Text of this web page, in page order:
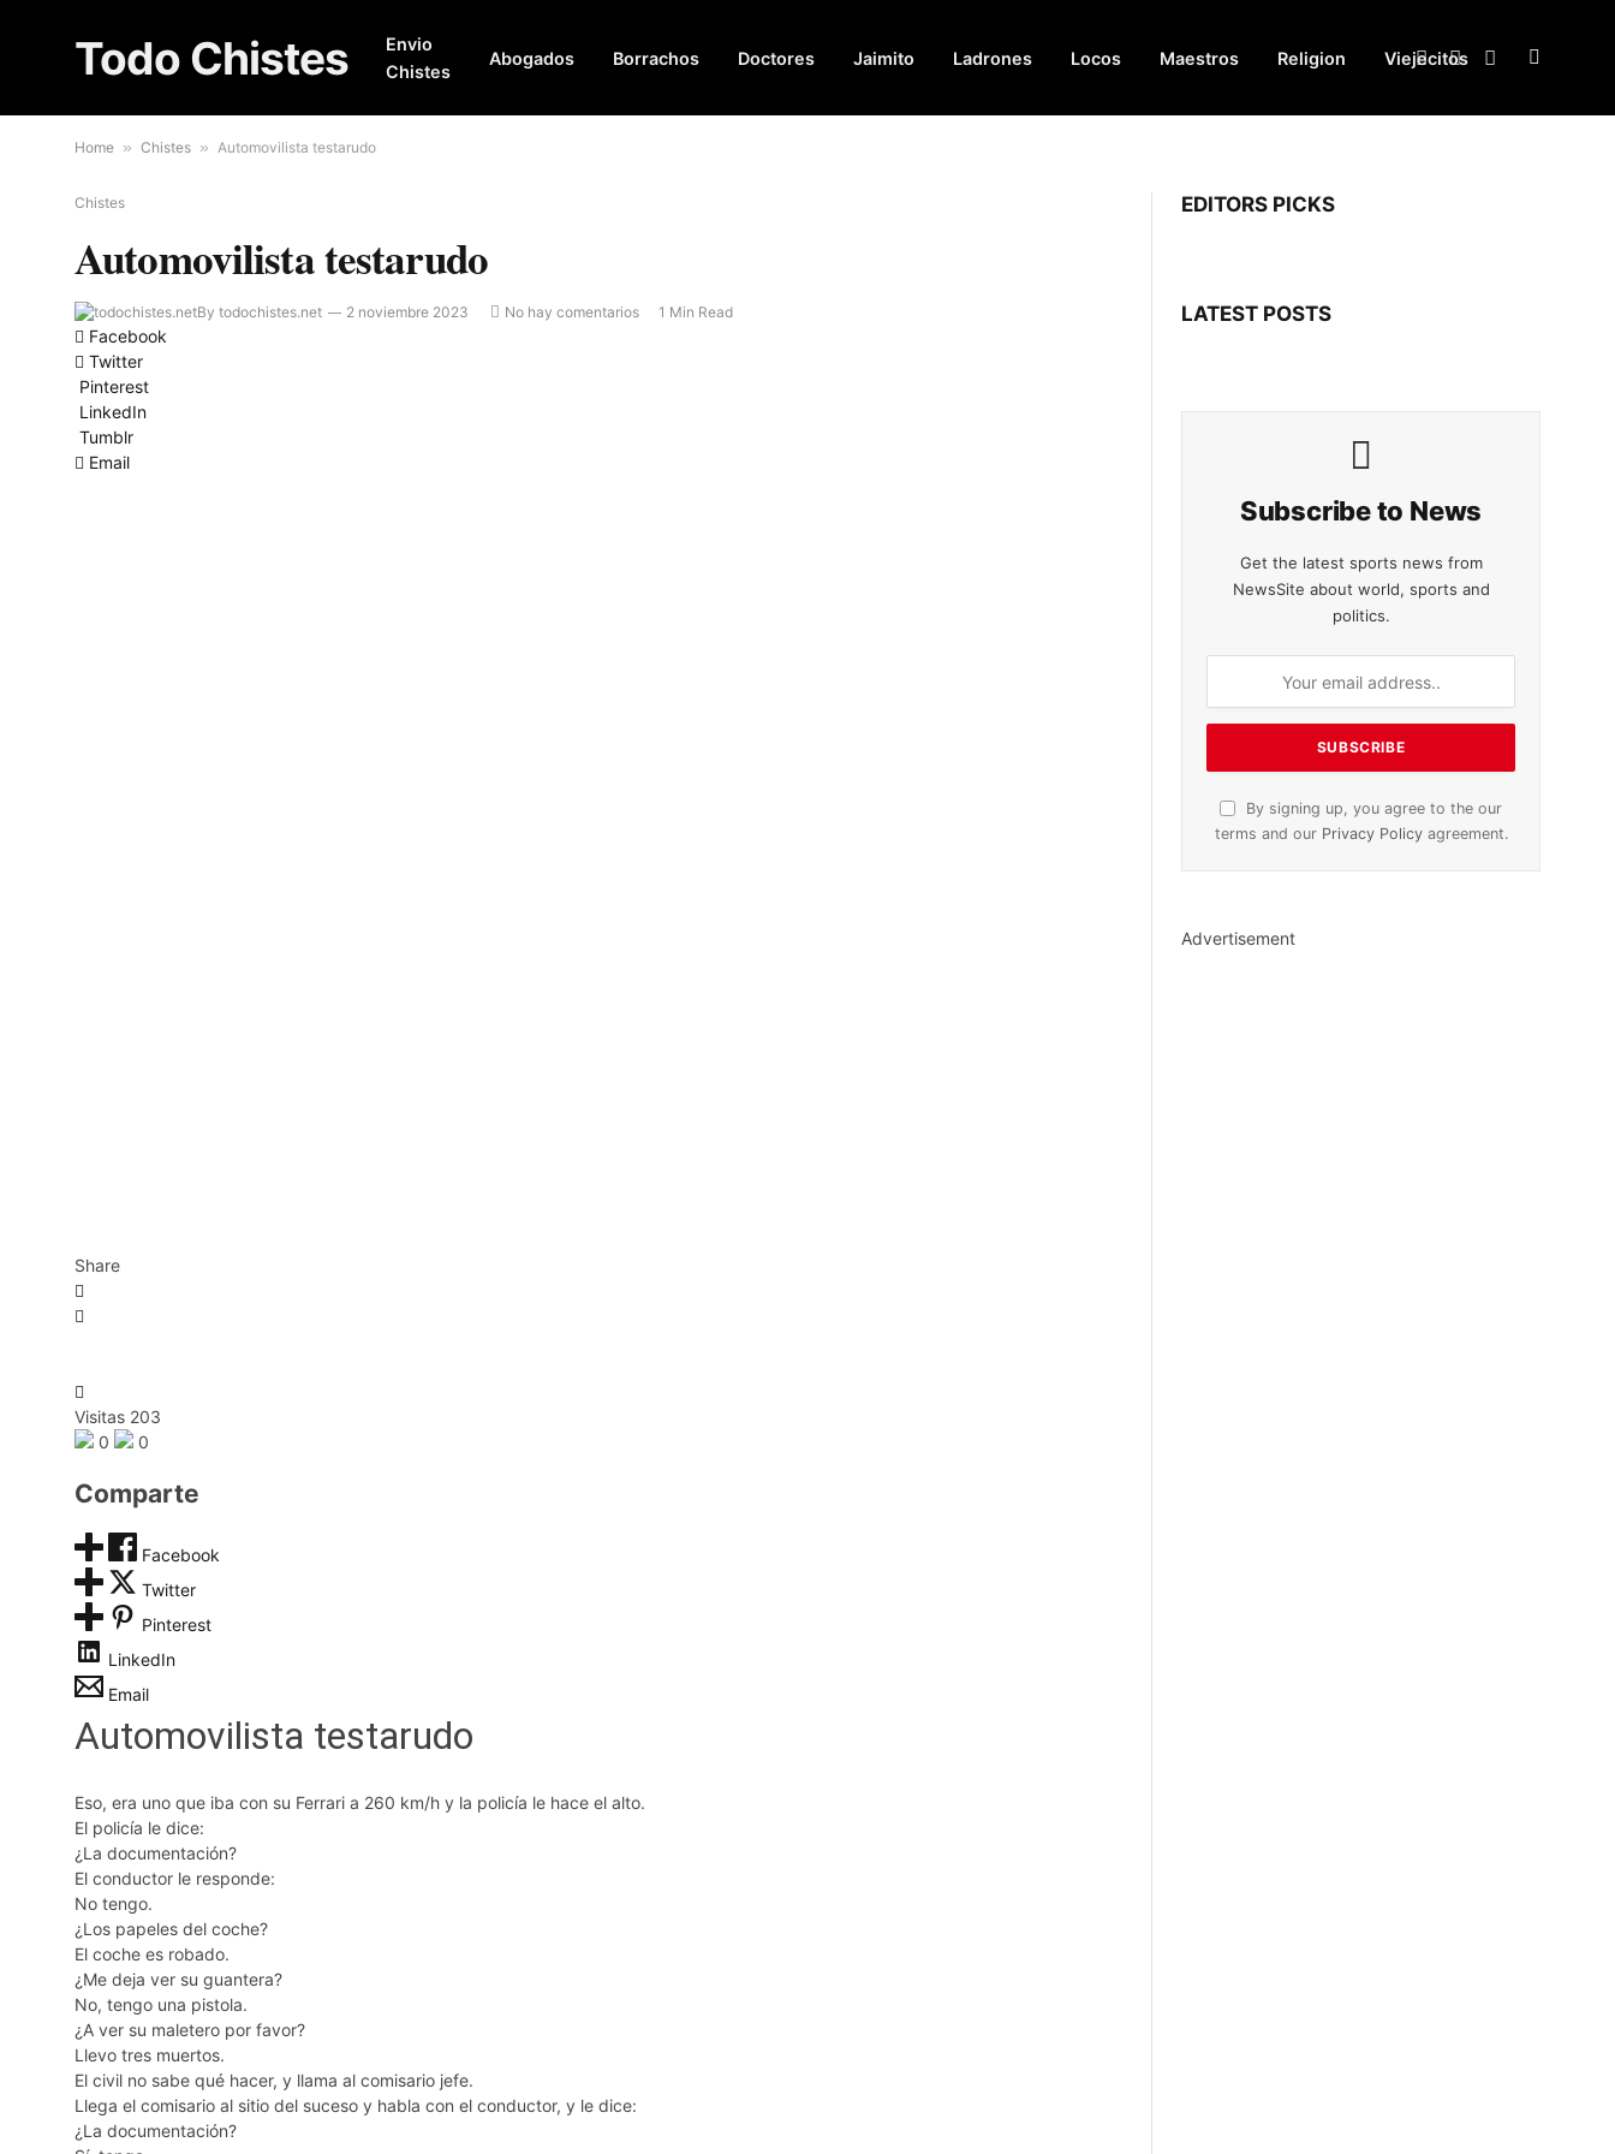
Todo Chistes
Envio
Chistes
Abogados Borrachos Doctores Jaimito Ladrones Locos Maestros Religion Viejecitos
Facebook
X
Instagram
Home » Chistes » Automovilista testarudo
Chistes
Automovilista testarudo
By todochistes.net 2 noviembre 2023 No hay comentarios 1 Min Read
Facebook
Twitter
Pinterest
LinkedIn
Tumblr
Email
Share
Visitas 203
0
0
Comparte
Facebook
Twitter
Pinterest
LinkedIn
Email
Automovilista testarudo
Eso, era uno que iba con su Ferrari a 260 km/h y la policía le hace el alto.
El policía le dice:
¿La documentación?
El conductor le responde:
No tengo.
¿Los papeles del coche?
El coche es robado.
¿Me deja ver su guantera?
No, tengo una pistola.
¿A ver su maletero por favor?
Llevo tres muertos.
El civil no sabe qué hacer, y llama al comisario jefe.
Llega el comisario al sitio del suceso y habla con el conductor, y le dice:
¿La documentación?
EDITORS PICKS
LATEST POSTS
Subscribe to News
Get the latest sports news from
NewsSite about world, sports and
politics.
By signing up, you agree to the our
terms and our Privacy Policyagreement.
Advertisement